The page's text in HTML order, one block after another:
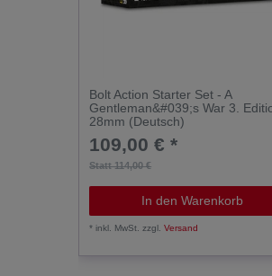
Bolt Action Starter Set - A
Gentleman&#039;s War 3.
28mm (Deutsch)
Statt 114,00 €
109,00 € *
In den Warenkorb
*inkl. MwSt. zzgl.Versand